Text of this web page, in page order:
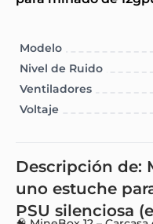
Modelo
Nivel de Ruido
Ventiladores
Voltaje
Descripción de:
uno estuche
PSU silenciosa